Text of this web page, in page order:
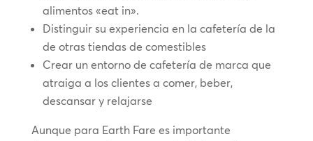
alimentos «eat in».
Distinguir su experiencia en la cafetería de la
de otras tiendas de comestibles
Crear un entorno de cafetería de marca que
atraiga a los clientes a comer, beber,
descansar y relajarse
Aunque para Earth Fare es importante